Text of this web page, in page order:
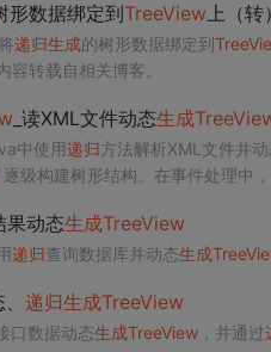
形数据绑定到TreeView上（转）
递归生成的树形数据绑定到
容转载自相关博客。
_读XML文件动态生成
中使用递归方法解析XML文件并动
级构建树形结构。在事件处理中
果动态生成TreeView
递归查询数据库并动态生成
递归生成TreeView
口数据动态生成TreeView，并通过